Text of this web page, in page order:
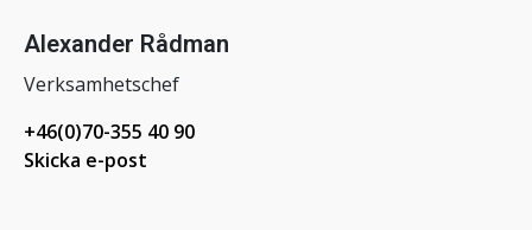
Alexander Rådman
Verksamhetschef
+46(0)70-355 40 90
Skicka e-post